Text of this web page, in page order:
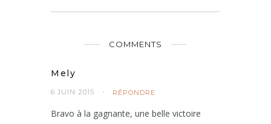
COMMENTS
Mely
6 JUIN 2015 RÉPONDRE
Bravo à la gagnante, une belle victoire